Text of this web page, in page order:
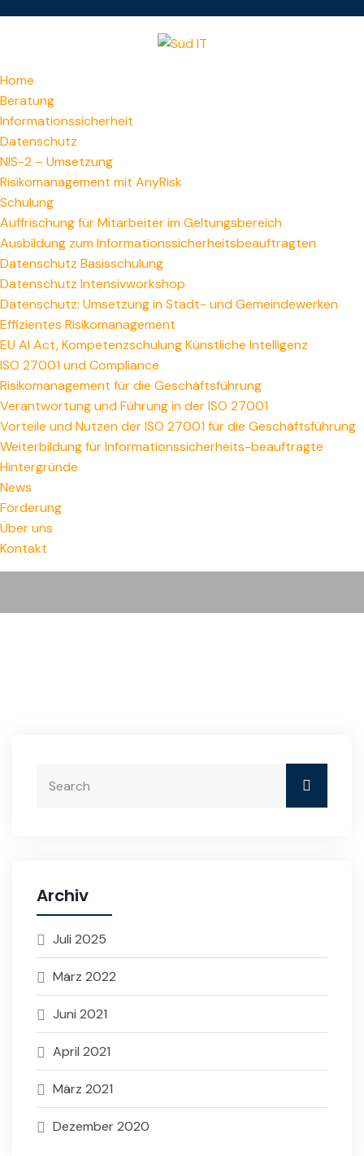
Home
Beratung
Informationssicherheit
Datenschutz
NIS-2 – Umsetzung
Risikomanagement mit AnyRisk
Schulung
Auffrischung für Mitarbeiter im Geltungsbereich
Ausbildung zum Informations­sicherheitsbeauftragten
Datenschutz Basisschulung
Datenschutz Intensivworkshop
Datenschutz: Umsetzung in Stadt- und Gemeindewerken
Effizientes Risikomanagement
EU AI Act, Kompetenzschulung Künstliche Intelligenz
ISO 27001 und Compliance
Risikomanagement für die Geschäftsführung
Verantwortung und Führung in der ISO 27001
Vorteile und Nutzen der ISO 27001 für die Geschäftsführung
Weiterbildung für Informationssicherheits-beauftragte
Hintergründe
News
Förderung
Über uns
Kontakt
Archiv
Juli 2025
März 2022
Juni 2021
April 2021
März 2021
Dezember 2020